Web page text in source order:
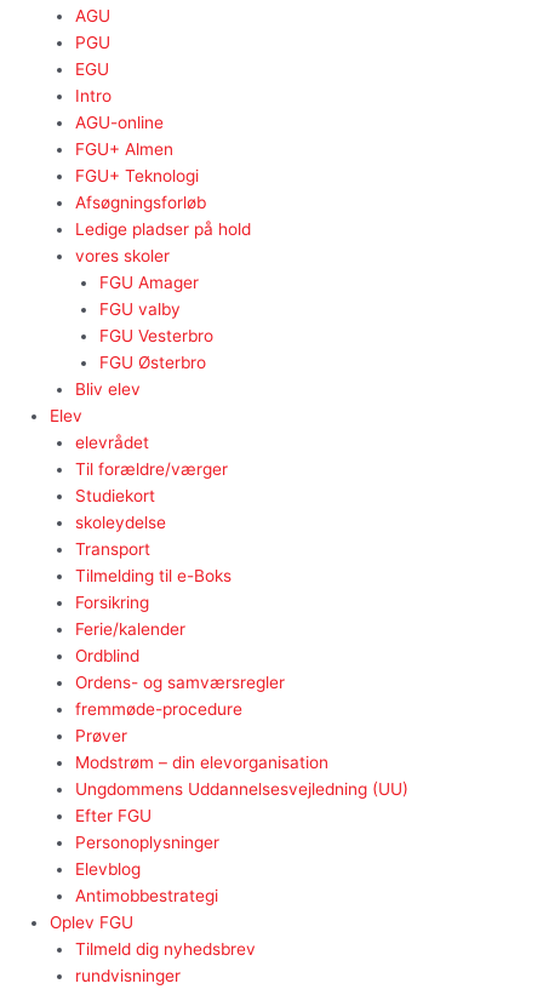
AGU
PGU
EGU
Intro
AGU-online
FGU+ Almen
FGU+ Teknologi
Afsøgningsforløb
Ledige pladser på hold
vores skoler
FGU Amager
FGU valby
FGU Vesterbro
FGU Østerbro
Bliv elev
Elev
elevrådet
Til forældre/værger
Studiekort
skoleydelse
Transport
Tilmelding til e-Boks
Forsikring
Ferie/kalender
Ordblind
Ordens- og samværsregler
fremmøde-procedure
Prøver
Modstrøm – din elevorganisation
Ungdommens Uddannelsesvejledning (UU)
Efter FGU
Personoplysninger
Elevblog
Antimobbestrategi
Oplev FGU
Tilmeld dig nyhedsbrev
rundvisninger